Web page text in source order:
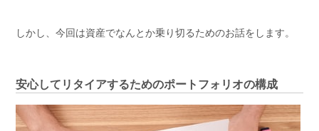
しかし、今回は資産でなんとか乗り切るためのお話をします。
安心してリタイアするためのポートフォリオの構成